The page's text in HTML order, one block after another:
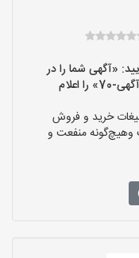
«آگهی شما را در
سایت «کارتن سازی ها» دیده ام و کد «آگهی-70» را اعلام
خرید و فروش
وهیچ‌گونه منفعت و